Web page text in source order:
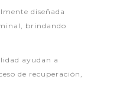
diseñada
brindando
ayudan a
de recuperación,